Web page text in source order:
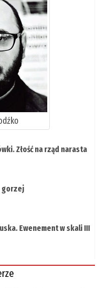
Złość na rząd narasta
gorzej
Ewenement w skali III